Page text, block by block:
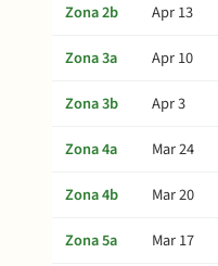
Zona 2b
Apr 13
Zona 3a
Apr 10
Zona 3b
Apr 3
Zona 4a
Mar 24
Zona 4b
Mar 20
Zona 5a
Mar 17